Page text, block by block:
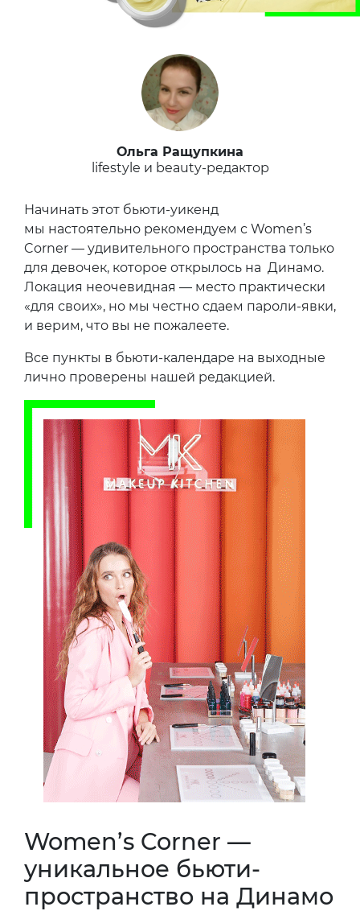
Ольга Ращупкина
lifestyle и beauty-редактор
Начинать этот бьюти-уикенд
мы настоятельно рекомендуем с Women’s
Corner — удивительного пространства только
для девочек, которое открылось на Динамо.
Локация неочевидная — место практически
«для своих», но мы честно сдаем пароли-явки,
и верим, что вы не пожалеете.
Все пункты в бьюти-календаре на выходные
лично проверены нашей редакцией.
Women’s Corner —
уникальное бьюти-
пространство на Динамо